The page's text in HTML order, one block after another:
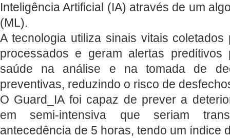
Inteligência Artificial (IA) através de um
(ML).
A tecnologia utiliza sinais vitais
processados e geram alertas
saúde na análise e na tomada de
preventivas, reduzindo o risco de
O Guard_IA foi capaz de prever a
em semi-intensiva que seriam
antecedência de 5 horas, tendo um índice